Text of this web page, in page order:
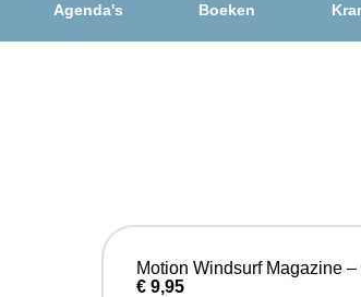
Agenda's Boeken
Motion Windsurf Magazine
€9,95